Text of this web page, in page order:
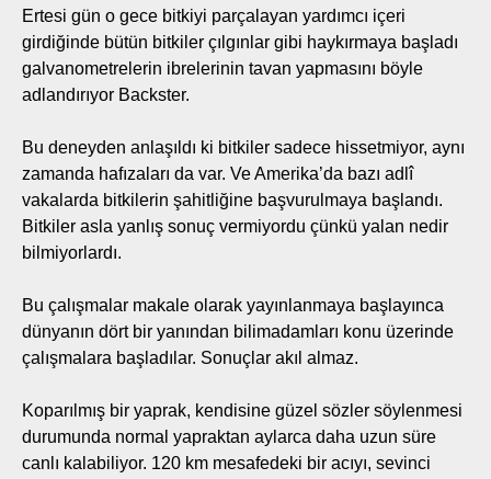
Ertesi gün o gece bitkiyi parçalayan yardımcı içeri
girdiğinde bütün bitkiler çılgınlar gibi haykırmaya başladı
galvanometrelerin ibrelerinin tavan yapmasını böyle
adlandırıyor Backster.
Bu deneyden anlaşıldı ki bitkiler sadece hissetmiyor, aynı
zamanda hafızaları da var. Ve Amerika’da bazı adlî
vakalarda bitkilerin şahitliğine başvurulmaya başlandı.
Bitkiler asla yanlış sonuç vermiyordu çünkü yalan nedir
bilmiyorlardı.
Bu çalışmalar makale olarak yayınlanmaya başlayınca
dünyanın dört bir yanından bilimadamları konu üzerinde
çalışmalara başladılar. Sonuçlar akıl almaz.
Koparılmış bir yaprak, kendisine güzel sözler söylenmesi
durumunda normal yapraktan aylarca daha uzun süre
canlı kalabiliyor. 120 km mesafedeki bir acıyı, sevinci